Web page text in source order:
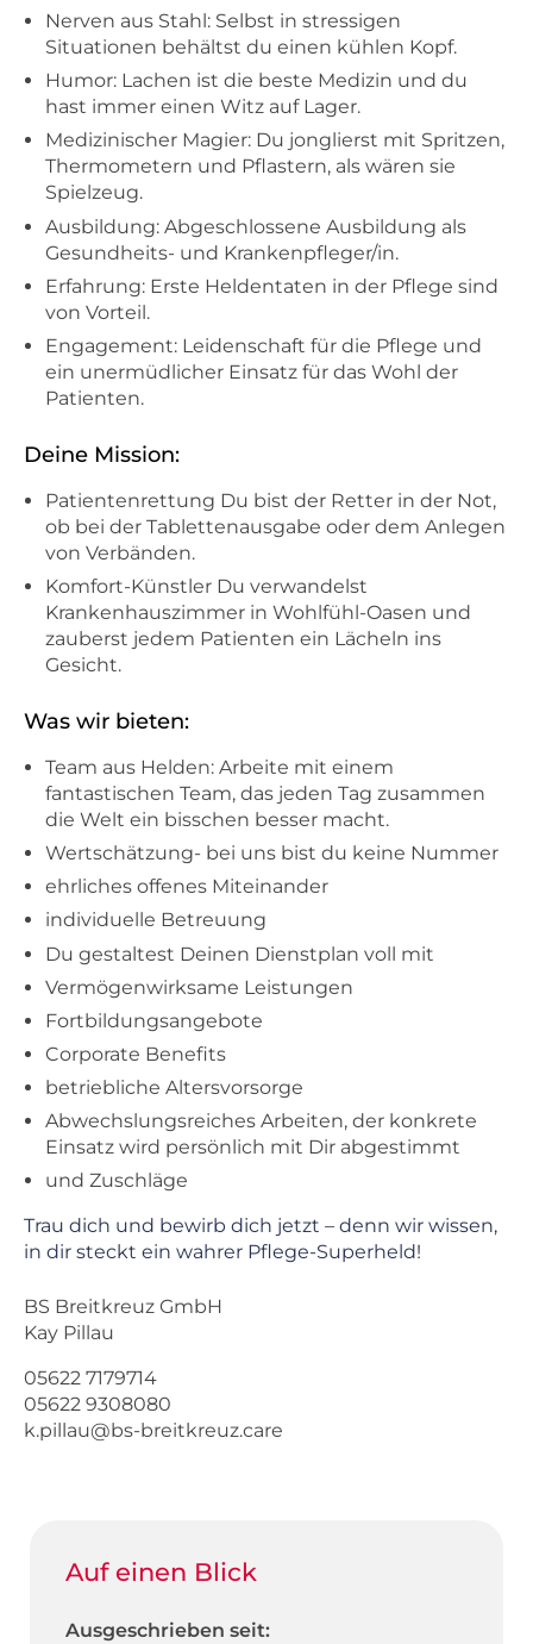
Nerven aus Stahl: Selbst in stressigen
Situationen behältst du einen kühlen Kopf.
Humor: Lachen ist die beste Medizin und du
hast immer einen Witz auf Lager.
Medizinischer Magier: Du jonglierst mit Spritzen,
Thermometern und Pflastern, als wären sie
Spielzeug.
Ausbildung: Abgeschlossene Ausbildung als
Gesundheits- und Krankenpfleger/in.
Erfahrung: Erste Heldentaten in der Pflege sind
von Vorteil.
Engagement: Leidenschaft für die Pflege und
ein unermüdlicher Einsatz für das Wohl der
Patienten.
Deine Mission:
Patientenrettung Du bist der Retter in der Not,
ob bei der Tablettenausgabe oder dem Anlegen
von Verbänden.
Komfort-Künstler Du verwandelst
Krankenhauszimmer in Wohlfühl-Oasen und
zauberst jedem Patienten ein Lächeln ins
Gesicht.
Was wir bieten:
Team aus Helden: Arbeite mit einem
fantastischen Team, das jeden Tag zusammen
die Welt ein bisschen besser macht.
Wertschätzung- bei uns bist du keine Nummer
ehrliches offenes Miteinander
individuelle Betreuung
Du gestaltest Deinen Dienstplan voll mit
Vermögenwirksame Leistungen
Fortbildungsangebote
Corporate Benefits
betriebliche Altersvorsorge
Abwechslungsreiches Arbeiten, der konkrete
Einsatz wird persönlich mit Dir abgestimmt
und Zuschläge
Trau dich und bewirb dich jetzt – denn wir wissen,
in dir steckt ein wahrer Pflege-Superheld!
BS Breitkreuz GmbH
Kay Pillau
05622 7179714
05622 9308080
k.pillau@bs-breitkreuz.care
Auf einen Blick
Ausgeschrieben seit: